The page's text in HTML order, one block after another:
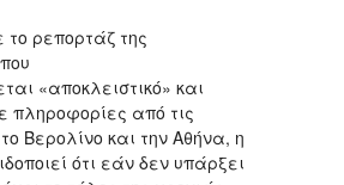
ρεπορτάζ της
«αποκλειστικό» και
πληροφορίες από τις
Βερολίνο και την Αθήνα, η
ότι εάν δεν υπάρξει